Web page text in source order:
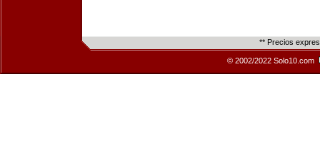
** Precios
© 2002/2022 Solo10.com